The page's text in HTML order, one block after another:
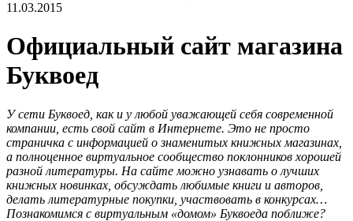
11.03.2015
Официальный сайт магазина
Буквоед
У сети Буквоед, как и у любой уважающей себя современной
компании, есть свой сайт в Интернете. Это не просто
страничка с информацией о знаменитых книжных магазинах,
а полноценное виртуальное сообщество поклонников хорошей
разной литературы. На сайте можно узнавать о лучших
книжных новинках, обсуждать любимые книги и авторов,
делать литературные покупки, участвовать в конкурсах…
Познакомимся с виртуальным «домом» Буквоеда поближе?